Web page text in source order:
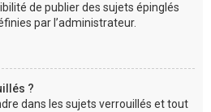
de publier des sujets épinglés
par l’administrateur.
?
dans les sujets verrouillés et tout